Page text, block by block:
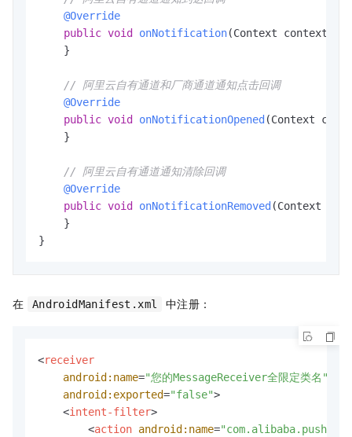
@Override
public void onNotification(Context context,
    }
// 阿里云自有通道和厂商通道通知点击回调
@Override
public void onNotificationOpened (Context
    }
// 阿里云自有通道通知清除回调
@Override
public void onNotificationRemoved (Context
    }
}
在 AndroidManifest.xml 中注册：
<receiver
android:name="您的MessageReceiver全限定类名"
android:exported="false">
<intent-filter>
<action android:name=